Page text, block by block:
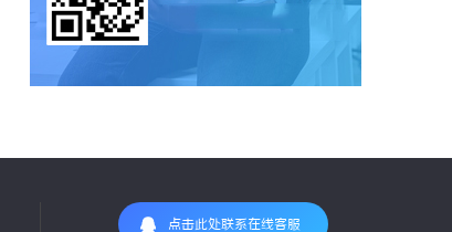
点击此处联系在线客服